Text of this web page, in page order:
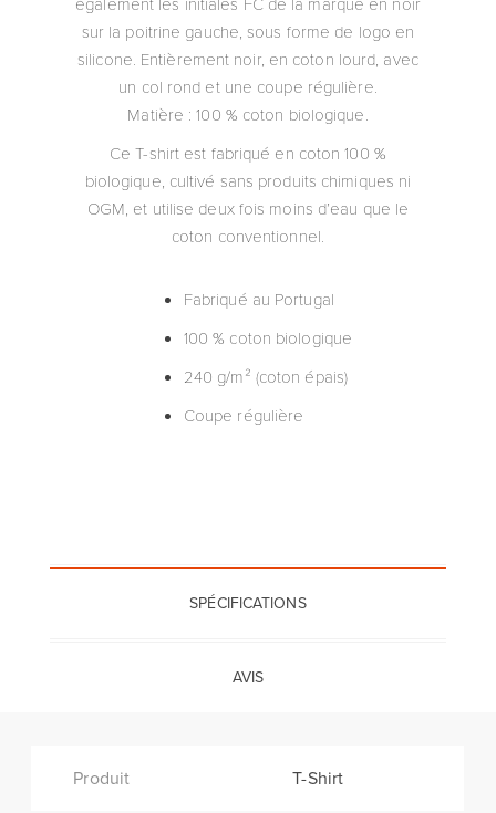
sur la poitrine gauche, sous forme de logo en
silicone. Entièrement noir, en coton lourd, avec
un col rond et une coupe régulière.
Matière : 100 % coton biologique.
Ce T-shirt est fabriqué en coton 100 %
biologique, cultivé sans produits chimiques ni
OGM, et utilise deux fois moins d’eau que le
coton conventionnel.
Fabriqué au Portugal
100 % coton biologique
240 g/m² (coton épais)
Coupe régulière
SPÉCIFICATIONS
AVIS
Produit T-Shirt